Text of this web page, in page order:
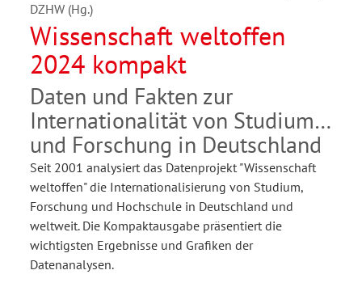
DZHW (Hg.)
Wissenschaft weltoffen
2024 kompakt
Daten und Fakten zur
Internationalität von Studium
und Forschung in Deutschland
Seit 2001 analysiert das Datenprojekt "Wissenschaft
weltoffen" die Internationalisierung von Studium,
Forschung und Hochschule in Deutschland und
weltweit. Die Kompaktausgabe präsentiert die
wichtigsten Ergebnisse und Grafiken der
Datenanalysen.